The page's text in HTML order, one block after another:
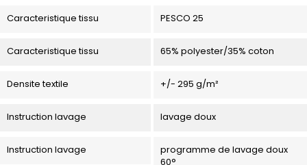
Caracteristique tissu PESCO 25
Caracteristique tissu 65% polyester/35% coton
Densite textile +/- 295 g/m²
Instruction lavage lavage doux
Instruction lavage
programme de lavage doux
60°